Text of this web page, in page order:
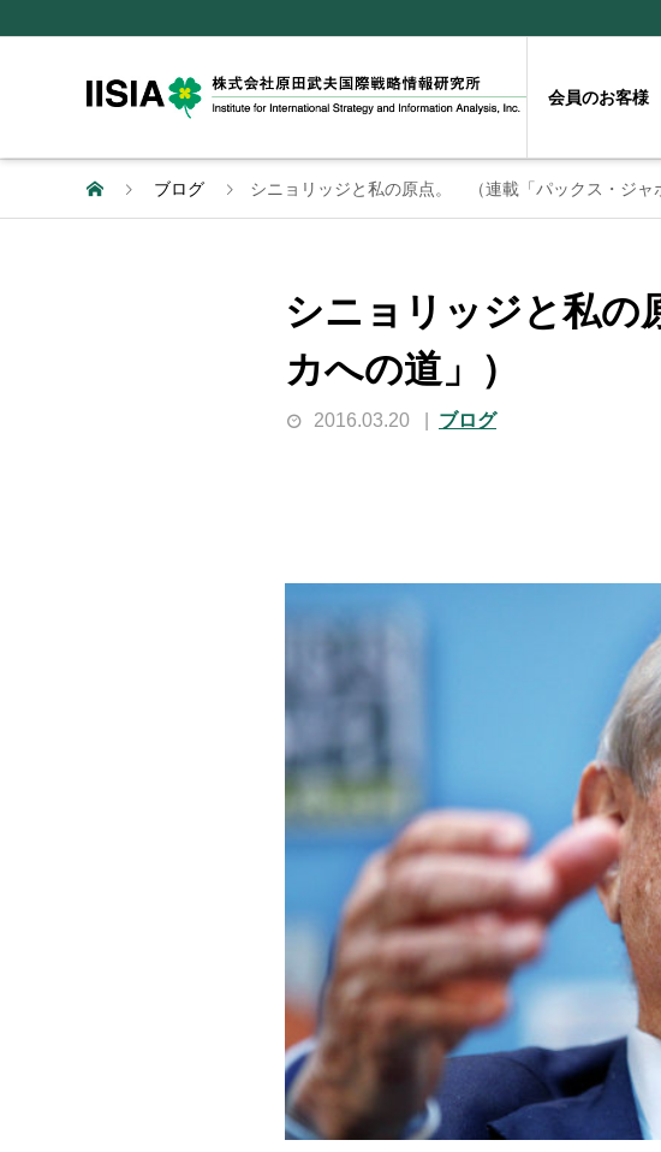
会員のお客様
ブログ シニョリッジと私の原点。 （連載「パックス・ジャ
シニョリッジと私
カへの道」）
2016.03.20 ブログ